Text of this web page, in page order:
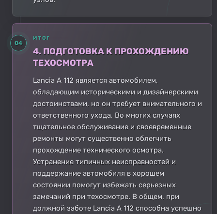
04
ИТОГ
4. ПОДГОТОВКА К ПРОХОЖДЕНИЮ
ТЕХОСМОТРА
Lancia A 112 является автомобилем,
обладающим историческими и дизайнерскими
достоинствами, но он требует внимательного и
ответственного ухода. Во многих случаях
тщательное обслуживание и своевременные
ремонты могут существенно облегчить
прохождение технического осмотра.
Устранение типичных неисправностей и
поддержание автомобиля в хорошем
состоянии помогут избежать серьезных
замечаний при техосмотре. В общем, при
должной заботе Lancia A 112 способна успешно